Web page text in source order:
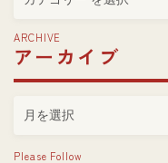
テ
ゴ
リ
ー
ARCHIVE
アーカイブ
ア
ー
カ
Please Follow